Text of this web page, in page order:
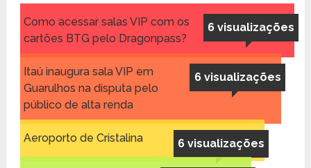
6 visualizações
Como acessar salas VIP com os
cartões BTG pelo Dragonpass?
6 visualizações
Itaú inaugura sala VIP em
Guarulhos na disputa pelo
público de alta renda
6 visualizações
Aeroporto de Cristalina